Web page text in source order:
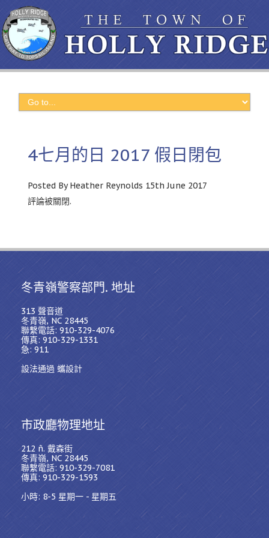
4七月的日 2017 假日閉包
Posted By Heather Reynolds 15th June 2017
評論被關閉.
冬青嶺警察部門. 地址
313 聲音道
冬青嶺, NC 28445
聯繫電話: 910-329-4076
傳真: 910-329-1331
急: 911
設法通過 蠵設計
市政廳物理地址
212 ñ. 戴森街
冬青嶺, NC 28445
聯繫電話: 910-329-7081
傳真: 910-329-1593
小時: 8-5 星期一 - 星期五